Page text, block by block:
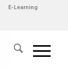
E-Learning